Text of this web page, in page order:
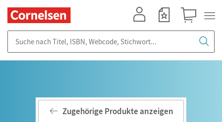
Zugehörige Produkte anzeigen